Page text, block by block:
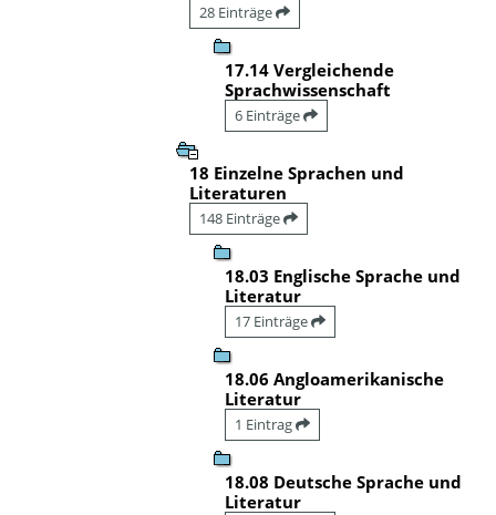
28 Einträge
17.14 Vergleichende
Sprachwissenschaft
6 Einträge
18 Einzelne Sprachen und
Literaturen
148 Einträge
18.03 Englische Sprache und
Literatur
17 Einträge
18.06 Angloamerikanische
Literatur
1 Eintrag
18.08 Deutsche Sprache und
Literatur